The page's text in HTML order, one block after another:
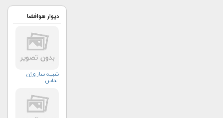
دیوار هوافضا
شبیه ساز ورژن
الماس